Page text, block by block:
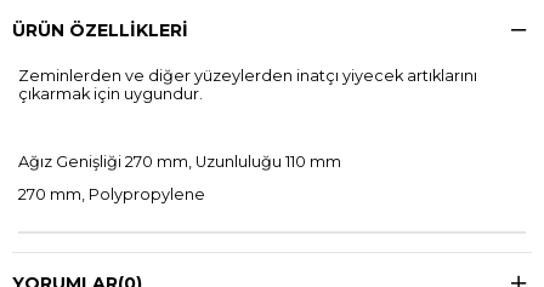
ÜRÜN ÖZELLIKLERI
Zeminlerden ve diğer yüzeylerden inatçı yiyecek artıklarını
çıkarmak için uygundur.
Ağız Genişliği 270 mm, Uzunluluğu 110 mm
270 mm, Polypropylene